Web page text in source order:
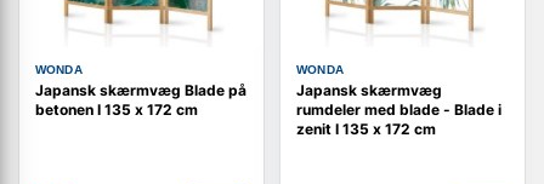
WONDA
Japansk skærmvæg Blade på
betonen I 135 x 172 cm
WONDA
Japansk skærmvæg
rumdeler med blade - Blade i
zenit I 135 x 172 cm